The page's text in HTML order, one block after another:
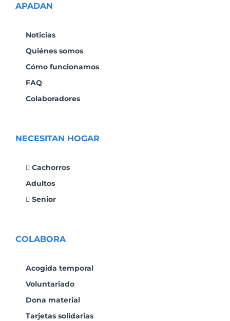
APADAN
Noticias
Quiénes somos
Cómo funcionamos
FAQ
Colaboradores
NECESITAN HOGAR
Cachorros
Adultos
Senior
COLABORA
Acogida temporal
Voluntariado
Dona material
Tarjetas solidarias